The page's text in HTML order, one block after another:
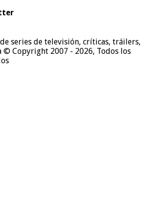
series de televisión, críticas, tráilers,
© Copyright 2007 - 2026, Todos los